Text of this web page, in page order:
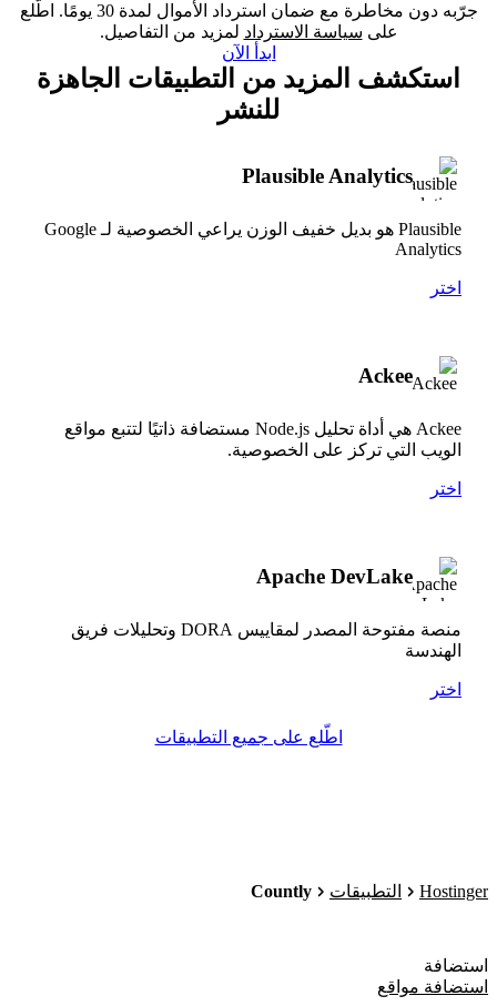
جرّبه دون مخاطرة مع ضمان استرداد الأموال لمدة 30 يومًا. اطّلع
على سياسة الاسترداد لمزيد من التفاصيل.
ابدأ الآن
استكشف المزيد من التطبيقات الجاهزة
للنشر
Plausible Analytics
Plausible هو بديل خفيف الوزن يراعي الخصوصية لـ Google
Analytics
اختر
Ackee
Ackee هي أداة تحليل Node.js مستضافة ذاتيًا لتتبع مواقع
الويب التي تركز على الخصوصية.
اختر
Apache DevLake
منصة مفتوحة المصدر لمقاييس DORA وتحليلات فريق
الهندسة
اختر
اطّلع على جميع التطبيقات
Hostinger التطبيقات Countly
استضافة
استضافة مواقع